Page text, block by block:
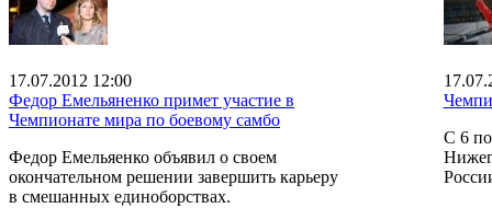
17.07.2012 12:00
Федор Емельяненко примет участие в
Чемпионате мира по боевому самбо
Федор Емельяенко объявил о своем
окончательном решении завершить карьеру
в смешанных единоборствах.
С 6